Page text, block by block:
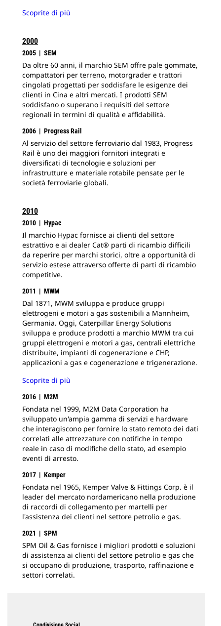
Scoprite di più
2000
2005 | SEM
Da oltre 60 anni, il marchio SEM offre pale gommate,
compattatori per terreno, motorgrader e trattori
cingolati progettati per soddisfare le esigenze dei
clienti in Cina e altri mercati. I prodotti SEM
soddisfano o superano i requisiti del settore
regionali in termini di qualità e affidabilità.
2006 | Progress Rail
Al servizio del settore ferroviario dal 1983, Progress
Rail è uno dei maggiori fornitori integrati e
diversificati di tecnologie e soluzioni per
infrastrutture e materiale rotabile pensate per le
società ferroviarie globali.
2010
2010 | Hypac
Il marchio Hypac fornisce ai clienti del settore
estrattivo e ai dealer Cat® parti di ricambio difficili
da reperire per marchi storici, oltre a opportunità di
servizio estese attraverso offerte di parti di ricambio
competitive.
2011 | MWM
Dal 1871, MWM sviluppa e produce gruppi
elettrogeni e motori a gas sostenibili a Mannheim,
Germania. Oggi, Caterpillar Energy Solutions
sviluppa e produce prodotti a marchio MWM tra cui
gruppi elettrogeni e motori a gas, centrali elettriche
distribuite, impianti di cogenerazione e CHP,
applicazioni a gas e cogenerazione e trigenerazione.
Scoprite di più
2016 | M2M
Fondata nel 1999, M2M Data Corporation ha
sviluppato un'ampia gamma di servizi e hardware
che interagiscono per fornire lo stato remoto dei dati
correlati alle attrezzature con notifiche in tempo
reale in caso di modifiche dello stato, ad esempio
eventi di arresto.
2017 | Kemper
Fondata nel 1965, Kemper Valve & Fittings Corp. è il
leader del mercato nordamericano nella produzione
di raccordi di collegamento per martelli per
l'assistenza dei clienti nel settore petrolio e gas.
2021 | SPM
SPM Oil & Gas fornisce i migliori prodotti e soluzioni
di assistenza ai clienti del settore petrolio e gas che
si occupano di produzione, trasporto, raffinazione e
settori correlati.